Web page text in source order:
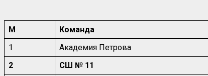
М Команда
1
Академия Петрова
2
СШ № 11